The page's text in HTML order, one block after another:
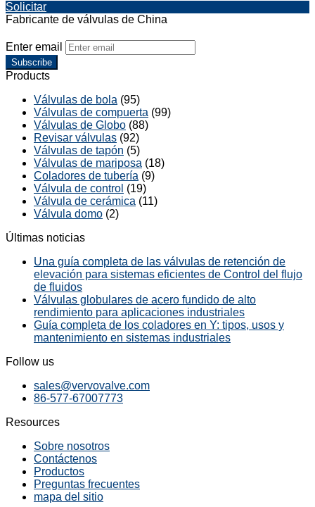
Solicitar
Fabricante de válvulas de China
Enter email
Subscribe
Products
Válvulas de bola (95)
Válvulas de compuerta (99)
Válvulas de Globo (88)
Revisar válvulas (92)
Válvulas de tapón (5)
Válvulas de mariposa (18)
Coladores de tubería (9)
Válvula de control (19)
Válvula de cerámica (11)
Válvula domo (2)
Últimas noticias
Una guía completa de las válvulas de retención de
elevación para sistemas eficientes de Control del flujo
de fluidos
Válvulas globulares de acero fundido de alto
rendimiento para aplicaciones industriales
Guía completa de los coladores en Y: tipos, usos y
mantenimiento en sistemas industriales
Follow us
sales@vervovalve.com
86-577-67007773
Resources
Sobre nosotros
Contáctenos
Productos
Preguntas frecuentes
mapa del sitio